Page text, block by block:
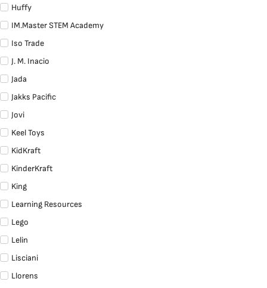
Huffy
IM.Master STEM Academy
Iso Trade
J. M. Inacio
Jada
Jakks Pacific
Jovi
Keel Toys
KidKraft
KinderKraft
King
Learning Resources
Lego
Lelin
Lisciani
Llorens